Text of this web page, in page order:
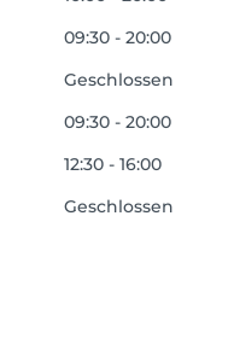
09:30 - 20:00
Geschlossen
09:30 - 20:00
12:30 - 16:00
Geschlossen